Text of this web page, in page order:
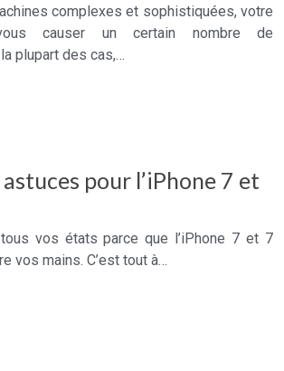
complexes et sophistiquées, votre
causer un certain nombre de
plupart des cas,…
pour l’iPhone 7 et
vos états parce que l’iPhone 7 et 7
vos mains. C’est tout à…